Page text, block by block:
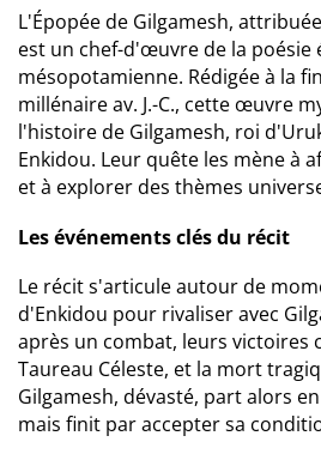
L'Épopée de Gilgamesh,
est un chef-d'œuvre de la poésie
mésopotamienne. Rédigée à la
millénaire av. J.-C., cette œuvre
l'histoire de Gilgamesh, roi
Enkidou. Leur quête les mène à
et à explorer des thèmes
Les événements clés du récit
Le récit s'articule autour de
d'Enkidou pour rivaliser avec
après un combat, leurs victoires
Taureau Céleste, et la mort
Gilgamesh, dévasté, part alors
mais finit par accepter sa